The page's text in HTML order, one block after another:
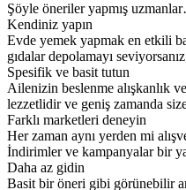
Şöyle öneriler yapmış
Kendiniz yapın
Evde yemek yapmak en etkili
gıdalar depolamayı
Spesifik ve basit tutun
Ailenizin beslenme alışkanlık
lezzetlidir ve geniş zamanda
Farklı marketleri deneyin
Her zaman aynı yerden mi
İndirimler ve kampanyalar bir
Daha az gidin
Basit bir öneri gibi görünebilir